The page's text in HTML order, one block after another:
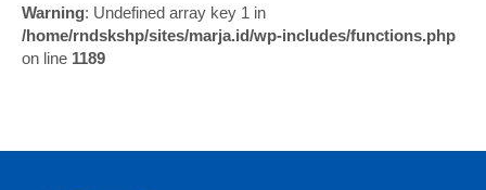
Warning: Undefined array key 1 in
/home/rndskshp/sites/marja.id/wp-includes/functions.php
on line 1189